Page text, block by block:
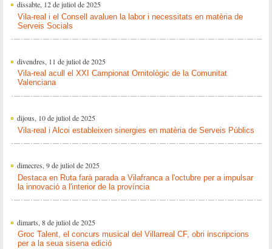
dissabte, 12 de juliol de 2025
Vila-real i el Consell avaluen la labor i necessitats en matèria de
Serveis Socials
divendres, 11 de juliol de 2025
Vila-real acull el XXI Campionat Ornitològic de la Comunitat
Valenciana
dijous, 10 de juliol de 2025
Vila-real i Alcoi estableixen sinergies en matèria de Serveis Públics
dimecres, 9 de juliol de 2025
Destaca en Ruta farà parada a Vilafranca a l'octubre per a impulsar
la innovació a l'interior de la província
dimarts, 8 de juliol de 2025
Groc Talent, el concurs musical del Villarreal CF, obri inscripcions
per a la seua sisena edició